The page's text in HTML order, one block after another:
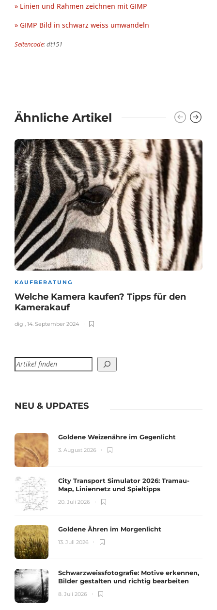
» Linien und Rahmen zeichnen mit GIMP
» GIMP Bild in schwarz weiss umwandeln
Seitencode: dt151
Ähnliche Artikel
KAUFBERATUNG
Welche Kamera kaufen? Tipps für den
Kamerakauf
digi 14. September 2024
NEU & UPDATES
Goldene Weizenähre im Gegenlicht
3. August 2026
City Transport Simulator 2026: Tramau-
Map, Liniennetz und Spieltipps
20. Juli 2026
Goldene Ähren im Morgenlicht
13. Juli 2026
Schwarzweissfotografie: Motive erkennen,
Bilder gestalten und richtig bearbeiten
8. Juli 2026